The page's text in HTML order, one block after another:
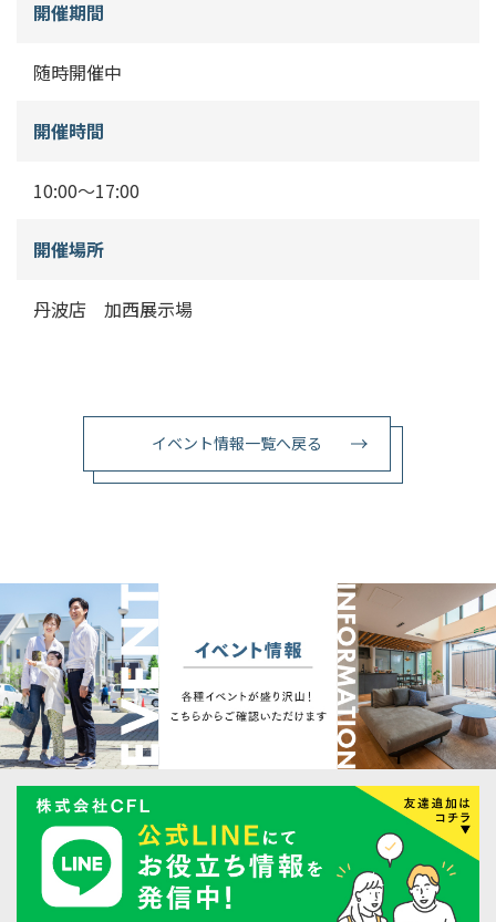
開催期間
随時開催中
開催時間
10:00〜17:00
開催場所
丹波店 加西展示場
イベント情報一覧へ戻る